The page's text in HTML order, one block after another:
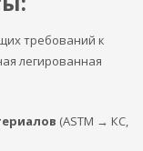
требований к
легированная
(ASTM → КС,